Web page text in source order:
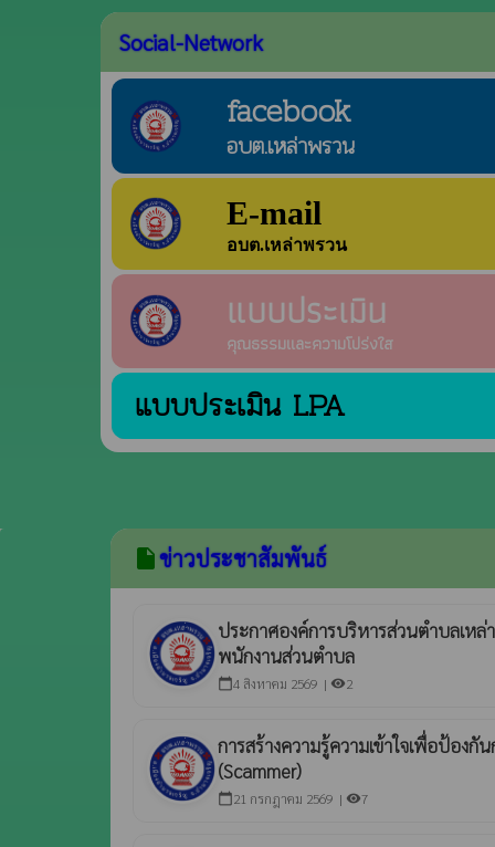
Social-Network
facebook
อบต.เหล่าพรวน
E-mail
อบต.เหล่าพรวน
แบบประเมิน
คุณธรรมและความโปร่งใส
แบบประเมิน LPA
insert_drive_fileข่าวประชาสัมพันธ์
ประกาศองค์การบริหารส่วนตำบลเหล่
พนักงานส่วนตำบล
calendar_today4 สิงหาคม 2569 | visibility2
การสร้างความรู้ความเข้าใจเพื่อป้องกั
(Scammer)
calendar_today 21 กรกฎาคม 2569 | visibility7